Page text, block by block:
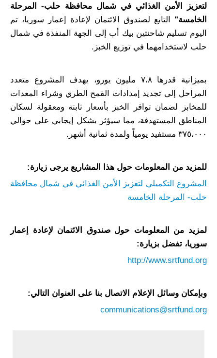
لتعزيز الأمن الغذائي في شمال محافظة حلب- المرحلة
الخامسة"
التابع لصندوق الائتمان لإعادة إعمار سوريا، تم
اليوم تسليم شاحنتين بيك أب إلى الجهة المنفذة في شمال
حلب لاستخدامهما في توزيع الخبز.
بميزانية قدرها ٧،٨ مليون يورو، يهدف المشروع متعدد
المراحل إلى تجديد إمدادات القمح الطري وشراء المعدات
للمخابز لضمان توافر الخبز بأسعار ثابتة ومعقولة لسكان
المناطق المستهدفة، مما سيؤثر بشكل إيجابي على حوالي
٣٧٥،٠٠٠ مستفيد يومياً ولمدة ثمانية أشهر.
للمزيد من المعلومات حول هذا المشاريع يرجى زيارة:
المشروع التكميلي لتعزيز الأمن الغذائي في شمال محافظة
حلب- المرحلة الخامسة
لمزيد من المعلومات حول صندوق الائتمان لإعادة إعمار
سوريا، تفضل بزيارة:
http://www.srtfund.org
وبإمكان وسائل الإعلام الاتصال بنا على العنوان التالي:
communications@srtfund.org